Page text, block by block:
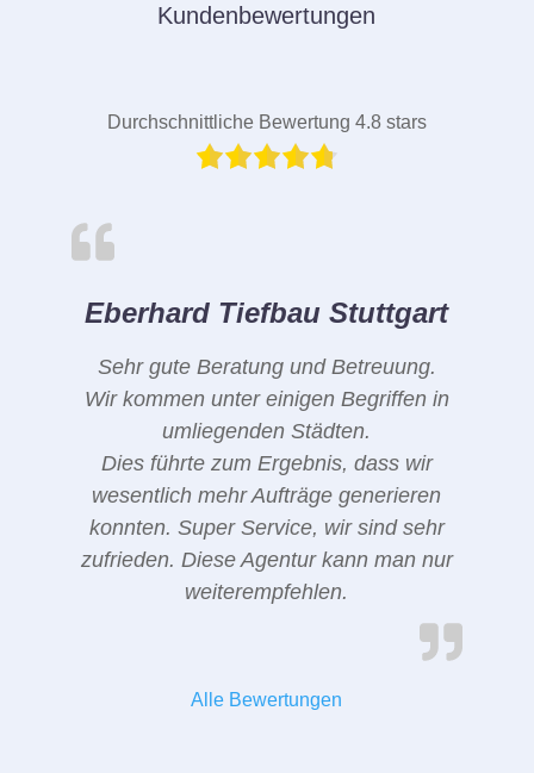
Kundenbewertungen
Durchschnittliche Bewertung 4.8 stars
Eberhard Tiefbau Stuttgart
Sehr gute Beratung und Betreuung.
Wir kommen unter einigen Begriffen in
umliegenden Städten.
Dies führte zum Ergebnis, dass wir
wesentlich mehr Aufträge generieren
konnten. Super Service, wir sind sehr
zufrieden. Diese Agentur kann man nur
weiterempfehlen.
Alle Bewertungen